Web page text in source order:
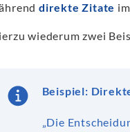
direkte Zitate
wiederum zwei
Beispiel:
„Die